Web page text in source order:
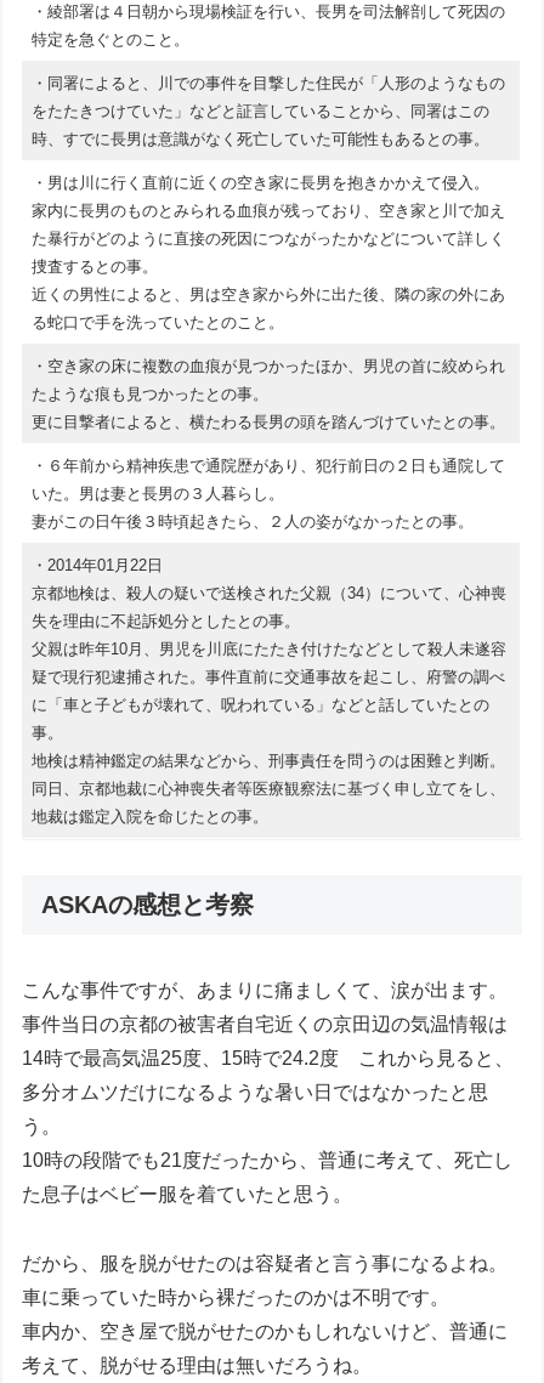
・綾部署は４日朝から現場検証を行い、長男を司法解剖して死因の
特定を急ぐとのこと。
・同署によると、川での事件を目撃した住民が「人形のようなもの
をたたきつけていた」などと証言していることから、同署はこの
時、すでに長男は意識がなく死亡していた可能性もあるとの事。
・男は川に行く直前に近くの空き家に長男を抱きかかえて侵入。
家内に長男のものとみられる血痕が残っており、空き家と川で加え
た暴行がどのように直接の死因につながったかなどについて詳しく
捜査するとの事。
近くの男性によると、男は空き家から外に出た後、隣の家の外にあ
る蛇口で手を洗っていたとのこと。
・空き家の床に複数の血痕が見つかったほか、男児の首に絞められ
たような痕も見つかったとの事。
更に目撃者によると、横たわる長男の頭を踏んづけていたとの事。
・６年前から精神疾患で通院歴があり、犯行前日の２日も通院して
いた。男は妻と長男の３人暮らし。
妻がこの日午後３時頃起きたら、２人の姿がなかったとの事。
・2014年01月22日
京都地検は、殺人の疑いで送検された父親（34）について、心神喪
失を理由に不起訴処分としたとの事。
父親は昨年10月、男児を川底にたたき付けたなどとして殺人未遂容
疑で現行犯逮捕された。事件直前に交通事故を起こし、府警の調べ
に「車と子どもが壊れて、呪われている」などと話していたとの
事。
地検は精神鑑定の結果などから、刑事責任を問うのは困難と判断。
同日、京都地裁に心神喪失者等医療観察法に基づく申し立てをし、
地裁は鑑定入院を命じたとの事。
ASKAの感想と考察
こんな事件ですが、あまりに痛ましくて、涙が出ます。
事件当日の京都の被害者自宅近くの京田辺の気温情報は
14時で最高気温25度、15時で24.2度 これから見ると、
多分オムツだけになるような暑い日ではなかったと思
う。
10時の段階でも21度だったから、普通に考えて、死亡し
た息子はベビー服を着ていたと思う。
だから、服を脱がせたのは容疑者と言う事になるよね。
車に乗っていた時から裸だったのかは不明です。
車内か、空き屋で脱がせたのかもしれないけど、普通に
考えて、脱がせる理由は無いだろうね。